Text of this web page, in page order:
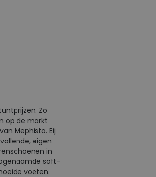
Zo
op de markt
Mephisto. Bij
eigen
in
soft-
voeten.